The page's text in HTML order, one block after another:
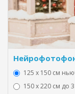
125 x 150 см
150 х 220 см до